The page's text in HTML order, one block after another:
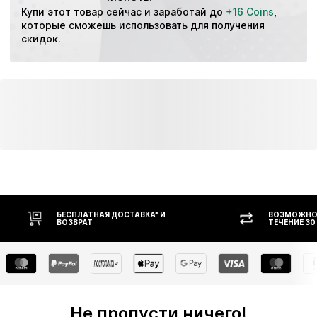
Купи этот товар сейчас и заработай до +16 Coins
которые сможешь использовать для получения
скидок.
БЕСПЛАТНАЯ ДОСТАВКА* И
ВОЗВРАТ
ТЕЧЕНИЕ